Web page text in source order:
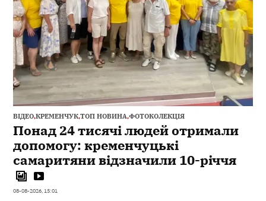
ВІДЕО,КРЕМЕНЧУК,ТОП НОВИНА,ФОТОКОЛЕКЦІЯ
Понад 24 тисячі людей отримали
допомогу: кременчуцькі
самаритяни відзначили 10-річчя
08-08-2026, 15:01